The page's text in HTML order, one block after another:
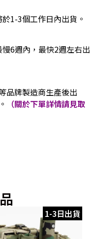
1-3個工作日內出貨。
6週內，最快2週左右出
牌製造商生產後出
（關於下單詳情請見取
1-3日出貨